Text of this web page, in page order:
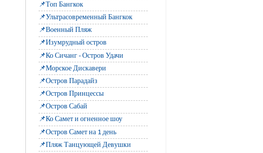
📌Топ Бангкок
📌Ультрасовременный Бангкок
📌Военный Пляж
📌Изумрудный остров
📌Ко Сичанг - Остров Удачи
📌Морское Дискавери
📌Остров Парадайз
📌Остров Принцессы
📌Остров Сабай
📌Ко Самет и огненное шоу
📌Остров Самет на 1 день
📌Пляж Танцующей Девушки